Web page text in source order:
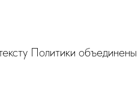
Политики